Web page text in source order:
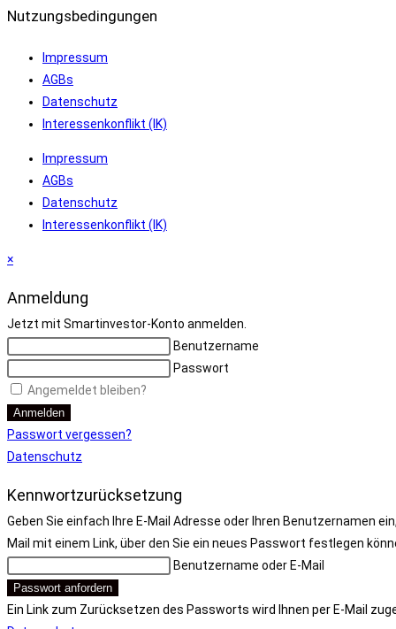
Nutzungsbedingungen
Impressum
AGBs
Datenschutz
Interessenkonflikt (IK)
Impressum
AGBs
Datenschutz
Interessenkonflikt (IK)
×
Anmeldung
Jetzt mit Smartinvestor-Konto anmelden.
Benutzername
Passwort
Angemeldet bleiben?
Anmelden
Passwort vergessen?
Datenschutz
Kennwortzurücksetzung
Geben Sie einfach Ihre E-Mail Adresse oder Ihren Benutzernamen
Mail mit einem Link, über den Sie ein neues Passwort festlegen
Benutzername oder E-Mail
Passwort anfordern
Ein Link zum Zurücksetzen des Passworts wird Ihnen per E-Mail